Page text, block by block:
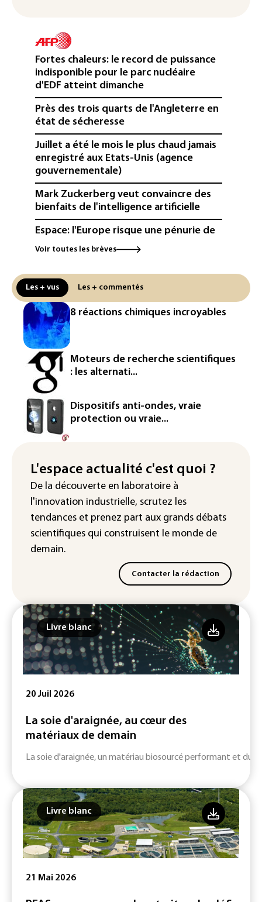
Fortes chaleurs: le record de puissance
indisponible pour le parc nucléaire
d'EDF atteint dimanche
Près des trois quarts de l'Angleterre en
état de sécheresse
Juillet a été le mois le plus chaud jamais
enregistré aux Etats-Unis (agence
gouvernementale)
Mark Zuckerberg veut convaincre des
bienfaits de l'intelligence artificielle
Espace: l'Europe risque une pénurie de
lanceurs d'ici 2030, alerte l'ESA
orange mardi (Météo-France)
France: 63% des nappes phréatiques
sous les normales au 1er août
Pologne: les eaux de la Vistule à leur
plus bas historique à Varsovie (officiel)
Au moins 16 morts aux Philippines
après des pluies torrentielles
Sécheresse: près de 70% de la France
sous des mesures de restrictions d'eau
Voir toutes les brèves
Les + vus Les + commentés
8 réactions chimiques incroyables
Moteurs de recherche scientifiques
: les alternati...
Dispositifs anti-ondes, vraie
protection ou vraie...
L'espace actualité c'est quoi ?
De la découverte en laboratoire à
l'innovation industrielle, scrutez les
tendances et prenez part aux grands débats
scientifiques qui construisent le monde de
demain.
Contacter la rédaction
Livre blanc
20 Juil 2026
La soie d'araignée, au cœur des
matériaux de demain
La soie d'araignée, un matériau biosourcé performant et
Livre blanc
21 Mai 2026